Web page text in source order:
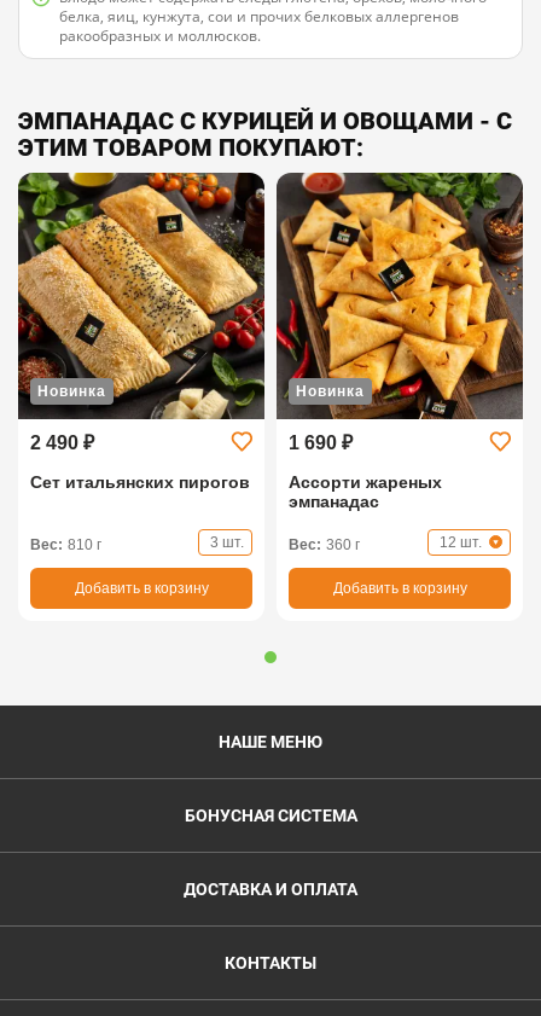
белка, яиц, кунжута, сои и прочих белковых аллергенов
ракообразных и моллюсков.
ЭМПАНАДАС С КУРИЦЕЙ И ОВОЩАМИ - С
ЭТИМ ТОВАРОМ ПОКУПАЮТ:
Новинка
2 490 ₽
Сет итальянских пирогов
Вес: 810 г 3 шт.
Добавить в корзину
Новинка
1 690 ₽
Ассорти жареных
эмпанадас
Вес: 360 г 12 шт.
Добавить в корзину
НАШЕ МЕНЮ
БОНУСНАЯ СИСТЕМА
ДОСТАВКА И ОПЛАТА
КОНТАКТЫ